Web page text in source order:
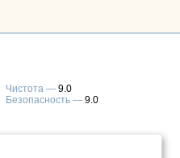
Чистота — 9.0
Безопасность — 9.0